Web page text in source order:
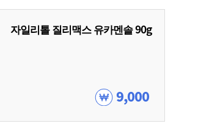
자일리톨 질리맥스 유카멘솔 90g
9,000